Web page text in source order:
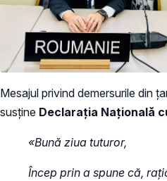
Mesajul privind demersurile din
susține Declarația Națională
«Bună ziua tuturor,
Încep prin a spune că,